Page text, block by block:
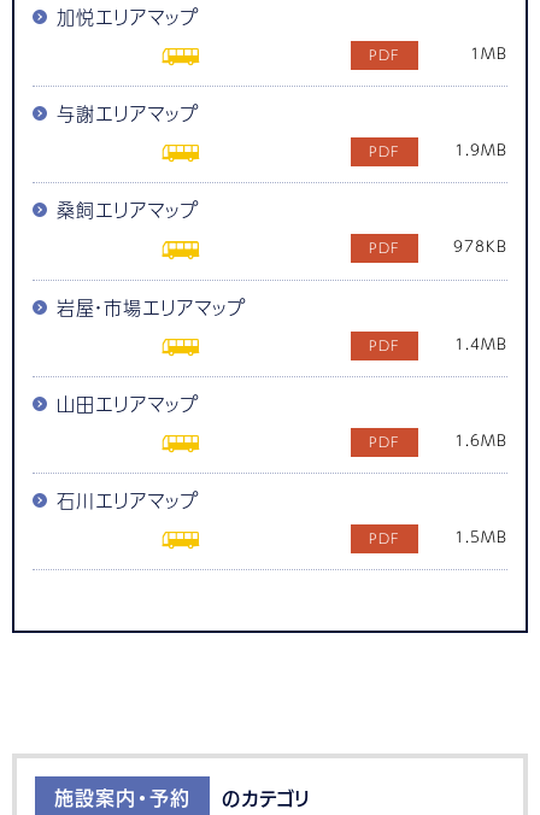
加悦エリアマップ
1MB
与謝エリアマップ
1.9MB
桑飼エリアマップ
978KB
岩屋・市場エリアマップ
1.4MB
山田エリアマップ
1.6MB
石川エリアマップ
1.5MB
施設案内・予約 のカテゴリ